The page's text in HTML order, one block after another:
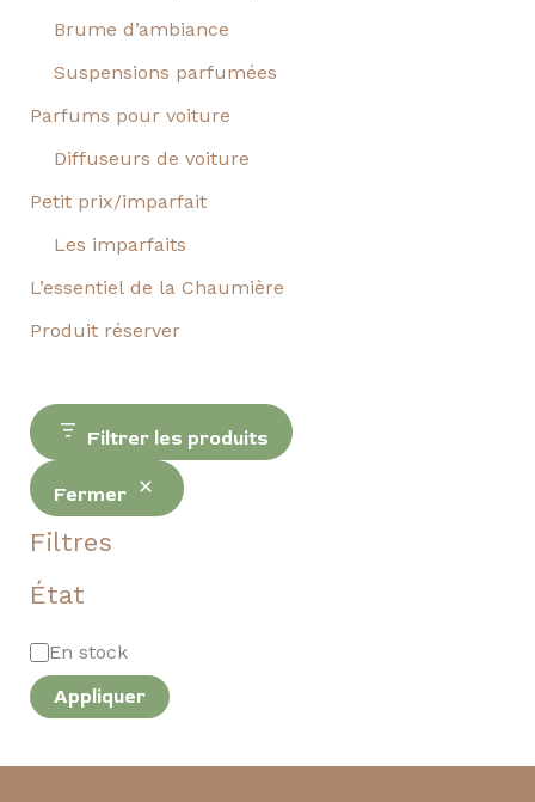
Brume d’ambiance
Suspensions parfumées
Parfums pour voiture
Diffuseurs de voiture
Petit prix/imparfait
Les imparfaits
L’essentiel de la Chaumière
Produit réserver
Filtrer les produits
Fermer
Filtres
État
En stock
Appliquer